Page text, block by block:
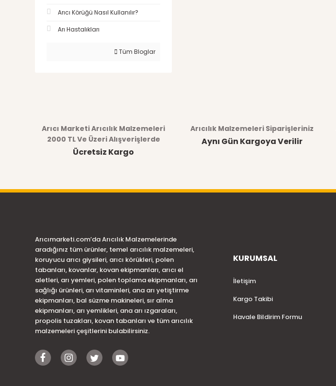
Arıcı Körüğü Nasıl Kullanılır?
Arı Hastalıkları
Tüm Bloglar
Arıcı Marketi Arıcılık Malzemeleri
2000 TL Ve Üzeri Alışverişlerde
Ücretsiz Kargo
Arıcılık Malzemeleri Siparişleriniz
Aynı Gün Kargoya Verilir
Arıcımarketi.com’da Arıcılık Malzemelerinde
aradığınız tüm ürünler, temel arıcılık malzemeleri,
koruyucu arıcı giysileri, arıcı körükleri, polen
tabanları, kovanlar, kovan ekipmanları, arıcı el
aletleri, arı yemleri, polen toplama ekipmanları, arı
sağlığı ürünleri, arı vitaminleri, ana arı yetiştirme
ekipmanları, bal süzme makineleri, sır alma
ekipmanları, arı yemlikleri, ana arı ızgaraları,
propolis tuzakları, kovan tabanları ve tüm arıcılık
malzemeleri çeşitlerini bulabilirsiniz.
KURUMSAL
İletişim
Kargo Takibi
Havale Bildirim Formu